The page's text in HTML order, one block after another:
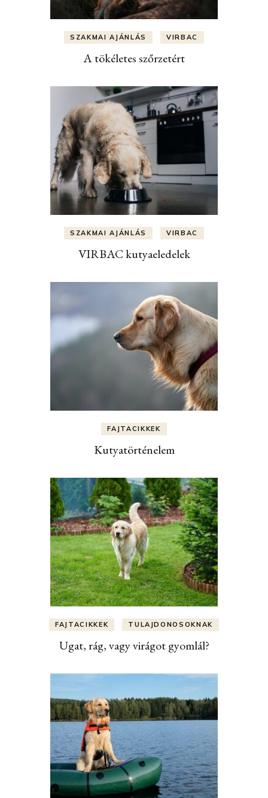
SZAKMAI AJÁNLÁS VIRBAC
A tökéletes szőrzetért
SZAKMAI AJÁNLÁS VIRBAC
VIRBAC kutyaeledelek
FAJTACIKKEK
Kutyatörténelem
FAJTACIKKEK TULAJDONOSOKNAK
Ugat, rág, vagy virágot gyomlál?